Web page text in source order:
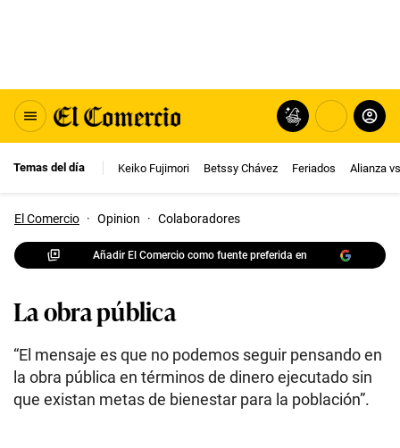
Temas del día Keiko Fujimori Betssy Chávez Feriados Alianza
El Comercio · Opinion · Colaboradores
Añadir El Comercio como fuente preferida en
La obra pública
“El mensaje es que no podemos seguir pensando en
la obra pública en términos de dinero ejecutado sin
que existan metas de bienestar para la población”.